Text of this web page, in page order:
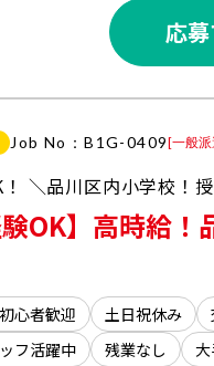
応
Job No：B1G-0409[一般
験OK】高時給
心者歓迎 土日祝休み
フ活躍中
残業なし